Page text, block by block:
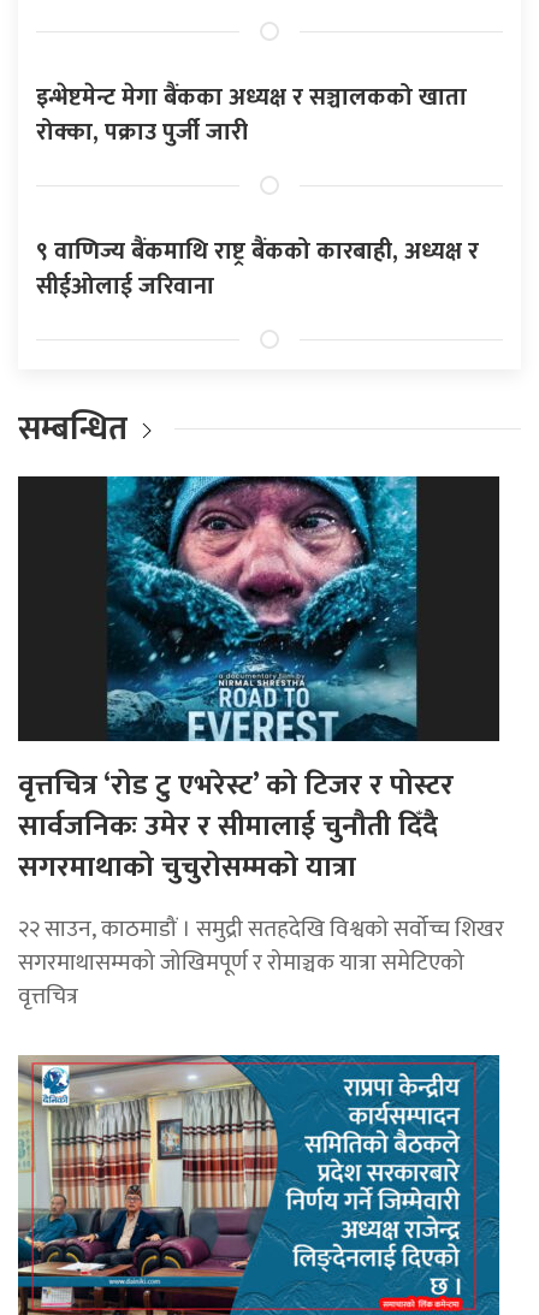
इन्भेष्टमेन्ट मेगा बैंकका अध्यक्ष र सञ्चालकको खाता
रोक्का, पक्राउ पुर्जी जारी
९ वाणिज्य बैंकमाथि राष्ट्र बैंकको कारबाही, अध्यक्ष र
सीईओलाई जरिवाना
सम्बन्धित
वृत्तचित्र ‘रोड टु एभरेस्ट’ को टिजर र पोस्टर
सार्वजनिकः उमेर र सीमालाई चुनौती दिँदै
सगरमाथाको चुचुरोसम्मको यात्रा
२२ साउन, काठमाडौं । समुद्री सतहदेखि विश्वको सर्वोच्च शिखर
सगरमाथासम्मको जोखिमपूर्ण र रोमाञ्चक यात्रा समेटिएको
वृत्तचित्र